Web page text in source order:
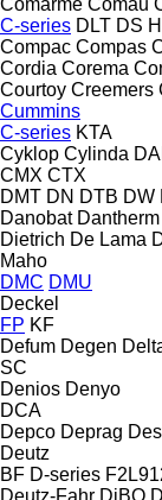
C-series DLT DS
Compac Compas
Cordia Corema
Courtoy Creemers
Cummins
C-series KTA
Cyklop Cylinda
CMX CTX
DMT DN DTB DW
Danobat Dantherm
Dietrich De Lama
Maho
DMC DMU
Deckel
FP KF
Defum Degen
SC
Denios Denyo
DCA
Depco Deprag
Deutz
BF D-series
Deutz-Fahr DiBO